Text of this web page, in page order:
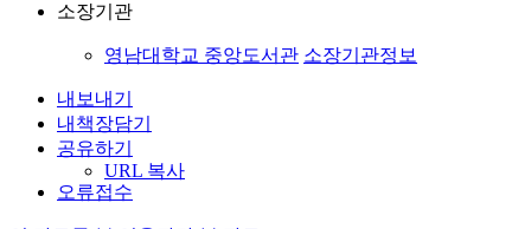
소장기관
영남대학교 중앙도서관 소장기관정보
내보내기
내책장담기
공유하기
URL 복사
오류접수